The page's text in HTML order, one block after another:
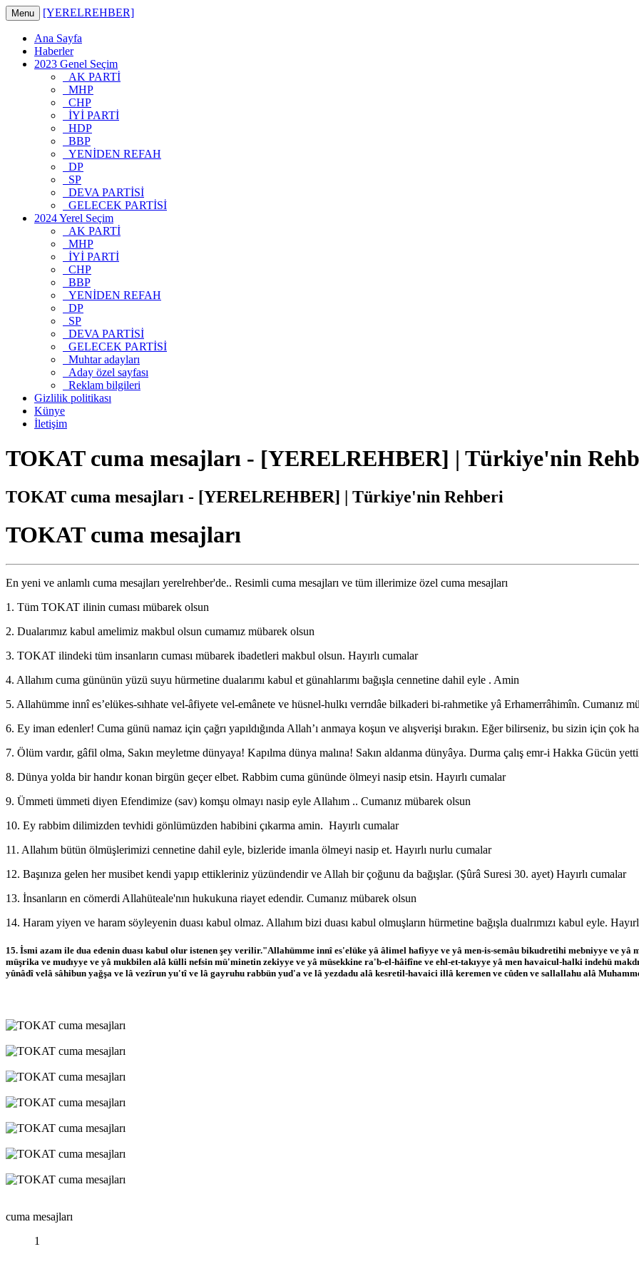
Menu [YERELREHBER]
Ana Sayfa
Haberler
2023 Genel Seçim
AK PARTİ
MHP
CHP
İYİ PARTİ
HDP
BBP
YENİDEN REFAH
DP
SP
DEVA PARTİSİ
GELECEK PARTİSİ
2024 Yerel Seçim
AK PARTİ
MHP
İYİ PARTİ
CHP
BBP
YENİDEN REFAH
DP
SP
DEVA PARTİSİ
GELECEK PARTİSİ
Muhtar adayları
Aday özel sayfası
Reklam bilgileri
Gizlilik politikası
Künye
İletişim
TOKAT cuma mesajları - [YERELREHBER] | Türkiye'nin
TOKAT cuma mesajları - [YERELREHBER] | Türkiye'nin Rehberi
TOKAT cuma mesajları
En yeni ve anlamlı cuma mesajları yerelrehber'de.. Resimli cuma mesajları ve tüm illerimize özel cuma mesajları
1. Tüm TOKAT ilinin cuması mübarek olsun
2. Dualarımız kabul amelimiz makbul olsun cumamız mübarek olsun
3. TOKAT ilindeki tüm insanların cuması mübarek ibadetleri makbul olsun. Hayırlı cumalar
4. Allahım cuma gününün yüzü suyu hürmetine dualarımı kabul et günahlarımı bağışla cennetine dahil eyle . Amin
5. Allahümme innî es’elükes-sıhhate vel-âfiyete vel-emânete ve hüsnel-hulkı verrıdâe bilkaderi bi-rahmetike yâ Erhamerrâhimîn. Cumanız
6. Ey iman edenler! Cuma günü namaz için çağrı yapıldığında Allah’ı anmaya koşun ve alışverişi bırakın. Eğer bilirseniz, bu sizin için çok
7. Ölüm vardır, gâfil olma, Sakın meyletme dünyaya! Kapılma dünya malına! Sakın aldanma dünyâya. Durma çalış emr-i Hakka Gücün
8. Dünya yolda bir handır konan birgün geçer elbet. Rabbim cuma gününde ölmeyi nasip etsin. Hayırlı cumalar
9. Ümmeti ümmeti diyen Efendimize (sav) komşu olmayı nasip eyle Allahım .. Cumanız mübarek olsun
10. Ey rabbim dilimizden tevhidi gönlümüzden habibini çıkarma amin. Hayırlı cumalar
11. Allahım bütün ölmüşlerimizi cennetine dahil eyle, bizleride imanla ölmeyi nasip et. Hayırlı nurlu cumalar
12. Başınıza gelen her musibet kendi yapıp ettikleriniz yüzündendir ve Allah bir çoğunu da bağışlar. (Şûrâ Suresi 30. ayet) Hayırlı cumalar
13. İnsanların en cömerdi Allahüteale'nın hukukuna riayet edendir. Cumanız mübarek olsun
14. Haram yiyen ve haram söyleyenin duası kabul olmaz. Allahım bizi duası kabul olmuşların hürmetine bağışla dualrımızı kabul eyle.
15. İsmi azam ile dua edenin duası kabul olur istenen şey verilir."Allahümme innî es'elüke yâ âlimel hafiyye ve yâ men-is-semâu bikudretihi mebniyye ve
müşrika ve mudıyye ve yâ mukbilen alâ külli nefsin mü'minetin zekiyye ve yâ müsekkine ra'b-el-hâifîne ve ehl-et-takıyye yâ men havaicul-halki indehü
yûnâdî velâ sâhibun yağşa ve lâ vezîrun yu'tî ve lâ gayruhu rabbün yud'a ve lâ yezdadu alâ kesretil-havaici illâ keremen ve cûden ve sallallahu alâ
cuma mesajları
1